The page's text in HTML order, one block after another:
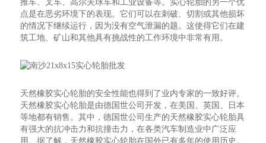
推车、叉车、高尔夫球车和工业设备等。实心轮胎的另一个优
点是在恶劣环境下的表现。它们可以在刺破、切割或其他损坏
的情况下继续运行，因为没有空气泄漏的题。这使得它们在建
筑工地、矿山和其他具有挑战性的工作环境中非常有用。
天然橡胶实心轮胎的安全性能也得到了业内专家的一致好评。
天然橡胶实心轮胎是由德国世公司开发，在美国、英国、日本
等地都有销售。其中，德国世公司生产的天然橡胶实心轮胎具
有强大的抗冲击力和抗撞击力，在各类汽车制造业中广泛应
用。据了解，天然橡胶实心轮胎在国外已有多年的使用历史。